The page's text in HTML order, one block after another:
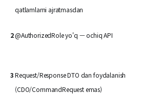
qatlamlarni ajratmasdan
2@AuthorizedRole yo'q — ochiq API
3Request/Response DTO dan foydalanish
(CDO/CommandRequest emas)